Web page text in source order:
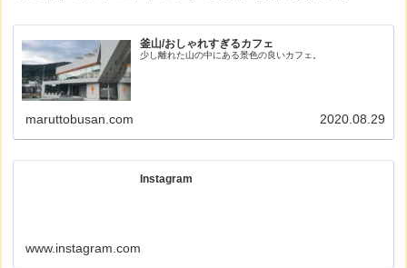
釜山/おしゃれすぎるカフェ
少し離れた山の中にある景色の良いカフェ。
maruttobusan.com 2020.08.29
Instagram
www.instagram.com